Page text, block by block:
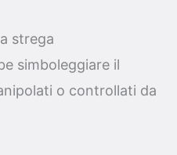
strega
simboleggiare il
o controllati da